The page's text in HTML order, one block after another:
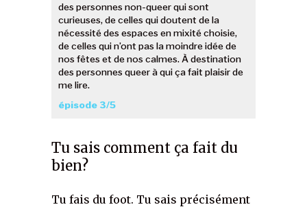
des personnes non-queer qui sont
curieuses, de celles qui doutent de la
nécessité des espaces en mixité choisie,
de celles qui n’ont pas la moindre idée de
nos fêtes et de nos calmes. À destination
des personnes queer à qui ça fait plaisir de
me lire.
épisode 3/5
Tu sais comment ça fait du
bien?
Tu fais du foot. Tu sais précisément